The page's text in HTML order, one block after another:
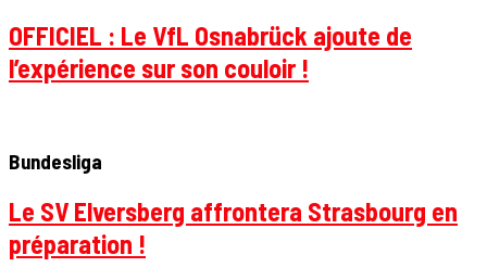
OFFICIEL : Le VfL Osnabrück ajoute de
l’expérience sur son couloir !
Bundesliga
Le SV Elversberg affrontera Strasbourg en
préparation !